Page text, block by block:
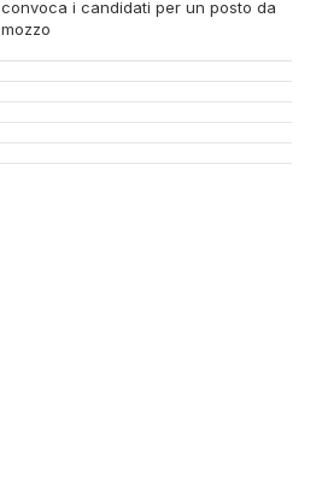
convoca i candidati per un posto da
mozzo